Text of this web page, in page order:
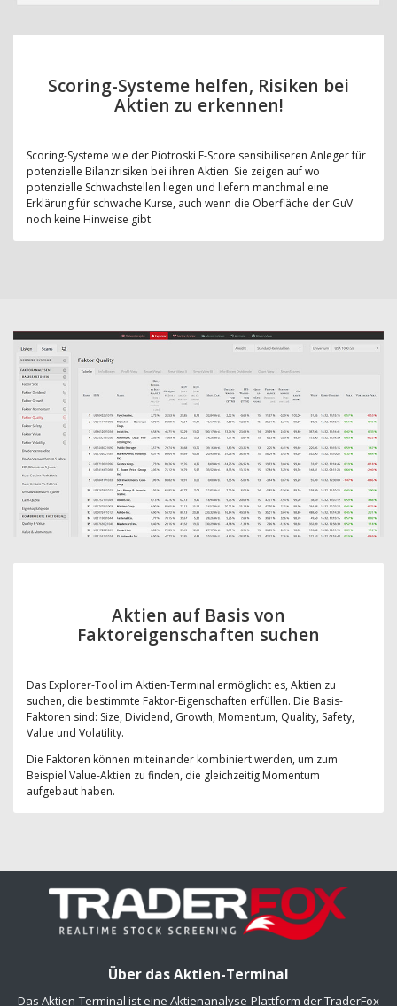
Scoring-Systeme helfen, Risiken bei
Aktien zu erkennen!
Scoring-Systeme wie der Piotroski F-Score sensibiliseren Anleger für
potenzielle Bilanzrisiken bei ihren Aktien. Sie zeigen auf wo
potenzielle Schwachstellen liegen und liefern manchmal eine
Erklärung für schwache Kurse, auch wenn die Oberfläche der GuV
noch keine Hinweise gibt.
Aktien auf Basis von
Faktoreigenschaften suchen
Das Explorer-Tool im Aktien-Terminal ermöglicht es, Aktien zu
suchen, die bestimmte Faktor-Eigenschaften erfüllen. Die Basis-
Faktoren sind: Size, Dividend, Growth, Momentum, Quality, Safety,
Value und Volatility.
Die Faktoren können miteinander kombiniert werden, um zum
Beispiel Value-Aktien zu finden, die gleichzeitig Momentum
aufgebaut haben.
Über das Aktien-Terminal
Das Aktien-Terminal ist eine Aktienanalyse-Plattform der TraderFox